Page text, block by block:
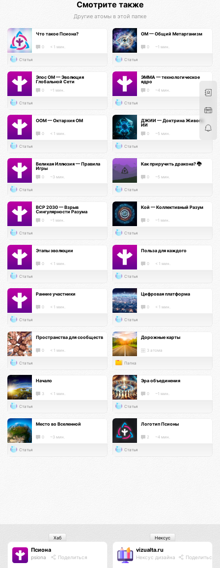
Смотрите также
Другие атомы в этой папке
Что такое Псиона?
0 < 1 мин.
Статья
ОМ — Общий Метарганизм
0 ~1 мин.
Статья
Эпос ОМ — Эволюция
Глобальной Сети
0 ~1 мин.
Статья
ЭММА — технологическое
ядро
0 ~4 мин.
Статья
ООМ — Октархия ОМ
0 < 1 мин.
Статья
ДЖИИ — Доктрина Живого
ИИ
0 ~5 мин.
Статья
Великая Иллюзия — Правила
Игры
0 ~3 мин.
Статья
Как приручить дракона? 🐉
0 ~5 мин.
Статья
ВСР 2030 — Взрыв
Сингулярности Разума
0 ~1 мин.
Статья
Кой — Коллективный Разум
0 ~1 мин.
Статья
Этапы эволюции
0 < 1 мин.
Статья
Польза для каждого
0 < 1 мин.
Статья
Ранние участники
0 < 1 мин.
Статья
Цифровая платформа
0 < 1 мин.
Статья
Пространства для сообществ
0 < 1 мин.
Статья
Дорожные карты
3 атома
Папка
Начало
3 < 1 мин.
Статья
Эра объединения
0 ~1 мин.
Статья
Место во Вселенной
0 ~3 мин.
Статья
Логотип Псионы
2 ~4 мин.
Статья
Псиона
psiona Поделиться
Хаб
vizualta.ru
Нексус дизайна Поделиться
Нексус